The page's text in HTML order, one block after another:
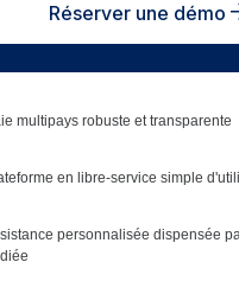
Réserver une démo
multipays robuste et transparente
en libre-service simple
personnalisée dispensée